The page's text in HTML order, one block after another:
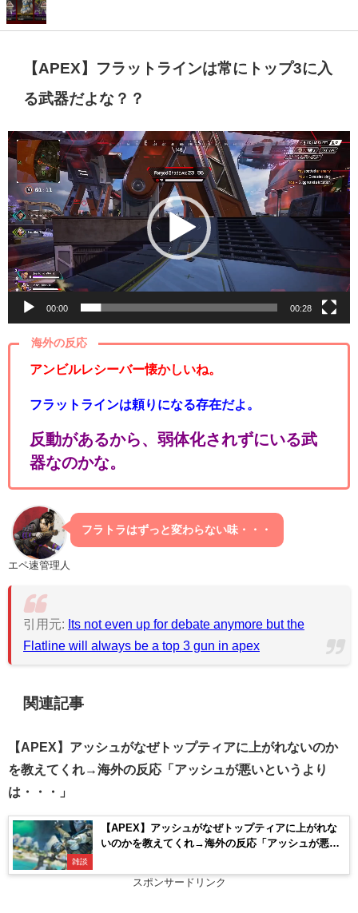
【APEX】フラットラインは常にトップ3に入
る武器だよな？？
動
画
プ
レ
ー
ヤ
ー
00:00 00:28
海外の反応
アンビルレシーバー懐かしいね。
フラットラインは頼りになる存在だよ。
反動があるから、弱体化されずにいる武
器なのかな。
エペ速管理人
フラトラはずっと変わらない味・・・
引用元: Its not even up for debate anymore but the
Flatline will always be a top 3 gun in apex
関連記事
【APEX】アッシュがなぜトップティアに上がれないのか
を教えてくれ→海外の反応「アッシュが悪いというより
は・・・」
雑談
【APEX】アッシュがなぜトップティアに上がれな
いのかを教えてくれ→海外の反応「アッシュが悪い
スポンサードリンク